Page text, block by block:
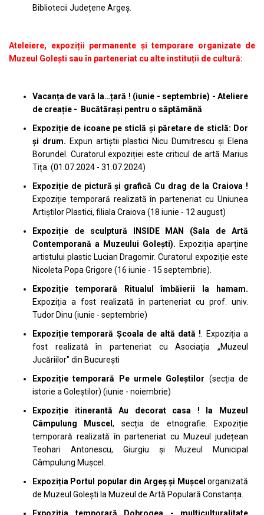
Bibliotecii Județene Argeș.
Ateleiere, expoziții permanente și temporare organizate de
Muzeul Golești sau în parteneriat cu alte instituții de cultură:
Vacanța de vară la…țară ! (iunie - septembrie) - Ateliere
de creație - Bucătărași pentru o săptămână
Expoziție de icoane pe sticlă și păretare de sticlă: Dor
și drum. Expun artiștii plastici Nicu Dumitrescu și Elena
Borundel. Curatorul expoziției este criticul de artă Marius
Tița. (01.07.2024 - 31.07.2024)
Expoziție de pictură și grafică Cu drag de la Craiova !
Expoziție temporară realizată în parteneriat cu Uniunea
Artiștilor Plastici, filiala Craiova (18 iunie - 12 august)
Expoziție de sculptură INSIDE MAN (Sala de Artă
Contemporană a Muzeului Golești). Expoziția aparține
artistului plastic Lucian Dragomir. Curatorul expoziție este
Nicoleta Popa Grigore (16 iunie - 15 septembrie).
Expoziție temporară Ritualul îmbăierii la hamam.
Expoziția a fost realizată în parteneriat cu prof. univ.
Tudor Dinu (iunie - septembrie)
Expoziție temporară Școala de altă dată ! . Expoziția a
fost realizată în parteneriat cu Asociația „Muzeul
Jucăriilor" din București
Expoziție temporară Pe urmele Goleștilor (secția de
istorie a Goleștilor) (iunie - noiembrie)
Expoziție itinerantă Au decorat casa ! la Muzeul
Câmpulung Muscel, secția de etnografie. Expoziție
temporară realizată în parteneriat cu Muzeul județean
Teohari Antonescu, Giurgiu și Muzeul Municipal
Câmpulung Mușcel.
Expoziția Portul popular din Argeș și Mușcel organizată
de Muzeul Golești la Muzeul de Artă Populară Constanța.